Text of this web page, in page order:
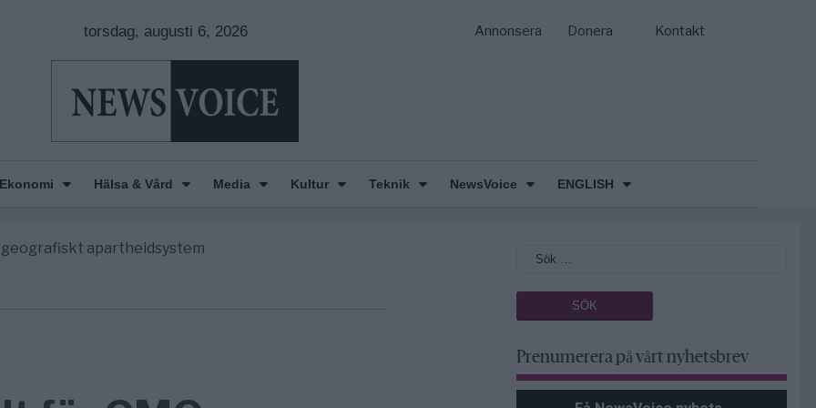
torsdag, augusti 6, 2026 Annonsera Donera Kontakt
Ekonomi Hälsa & Vård Media Kultur Teknik NewsVoice ENGLISH
America” – Finally
geografiskt apartheidsystem
Prenumerera på vårt nyhetsbrev